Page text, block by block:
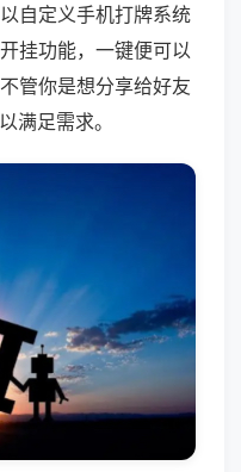
自定义手机打牌系统
挂功能，一键便可以
管你是想分享给好友
满足需求。